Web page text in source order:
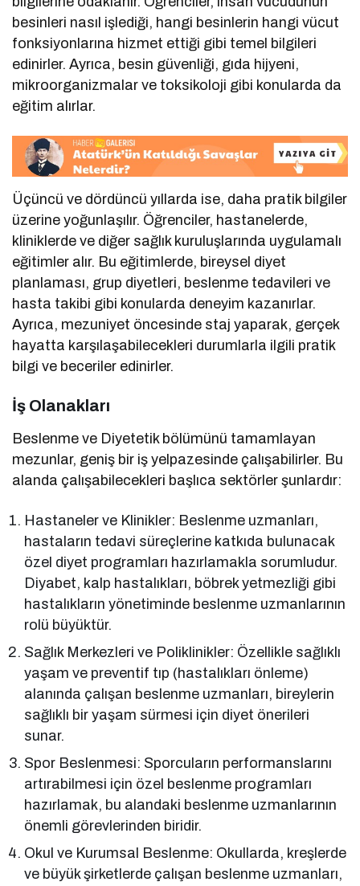
besinleri nasıl işlediği, hangi besinlerin hangi vücut
fonksiyonlarına hizmet ettiği gibi temel bilgileri
edinirler. Ayrıca, besin güvenliği, gıda hijyeni,
mikroorganizmalar ve toksikoloji gibi konularda da
eğitim alırlar.
Üçüncü ve dördüncü yıllarda ise, daha pratik bilgiler
üzerine yoğunlaşılır. Öğrenciler, hastanelerde,
kliniklerde ve diğer sağlık kuruluşlarında uygulamalı
eğitimler alır. Bu eğitimlerde, bireysel diyet
planlaması, grup diyetleri, beslenme tedavileri ve
hasta takibi gibi konularda deneyim kazanırlar.
Ayrıca, mezuniyet öncesinde staj yaparak, gerçek
hayatta karşılaşabilecekleri durumlarla ilgili pratik
bilgi ve beceriler edinirler.
İş Olanakları
Beslenme ve Diyetetik bölümünü tamamlayan
mezunlar, geniş bir iş yelpazesinde çalışabilirler. Bu
alanda çalışabilecekleri başlıca sektörler şunlardır:
Hastaneler ve Klinikler: Beslenme uzmanları,
hastaların tedavi süreçlerine katkıda bulunacak
özel diyet programları hazırlamakla sorumludur.
Diyabet, kalp hastalıkları, böbrek yetmezliği gibi
hastalıkların yönetiminde beslenme uzmanlarının
rolü büyüktür.
Sağlık Merkezleri ve Poliklinikler: Özellikle sağlıklı
yaşam ve preventif tıp (hastalıkları önleme)
alanında çalışan beslenme uzmanları, bireylerin
sağlıklı bir yaşam sürmesi için diyet önerileri
sunar.
Spor Beslenmesi: Sporcuların performanslarını
artırabilmesi için özel beslenme programları
hazırlamak, bu alandaki beslenme uzmanlarının
önemli görevlerinden biridir.
Okul ve Kurumsal Beslenme: Okullarda, kreşlerde
ve büyük şirketlerde çalışan beslenme uzmanları,